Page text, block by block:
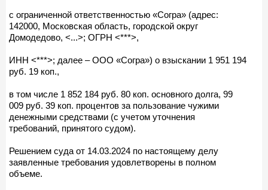
с ограниченной ответственностью «Согра» (адрес:
142000, Московская область, городской округ
Домодедово, <...>; ОГРН <***>,
ИНН <***>; далее – ООО «Согра») о взыскании 1 951 194
руб. 19 коп.,
в том числе 1 852 184 руб. 80 коп. основного долга, 99
009 руб. 39 коп. процентов за пользование чужими
денежными средствами (с учетом уточнения
требований, принятого судом).
Решением суда от 14.03.2024 по настоящему делу
заявленные требования удовлетворены в полном
объеме.